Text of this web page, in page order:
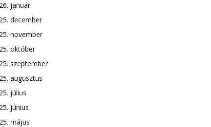
január
december
november
október
szeptember
augusztus
július
június
május